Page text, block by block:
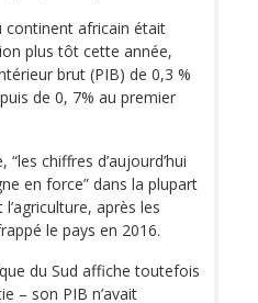
continent africain était
plus tôt cette année,
brut (PIB) de 0,3 %
de 0, 7% au premier
chiffres d’aujourd’hui
en force” dans la plupart
après les
le pays en 2016.
du Sud affiche toutefois
– son PIB n’avait